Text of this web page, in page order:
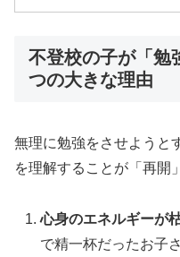
不登校の子が「勉
つの大きな理由
無理に勉強をさせようと
を理解することが「再開
心身のエネルギーが
で精一杯だったお子